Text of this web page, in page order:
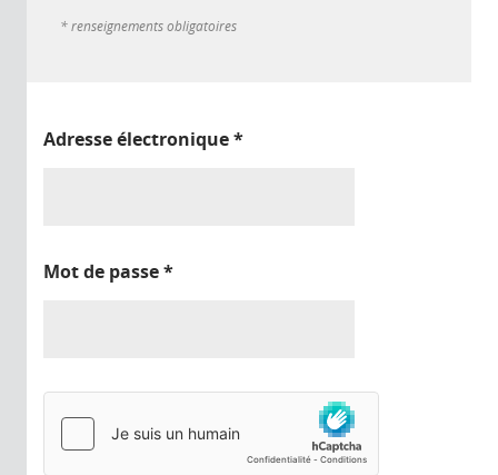
* renseignements obligatoires
Adresse électronique*
Mot de passe*